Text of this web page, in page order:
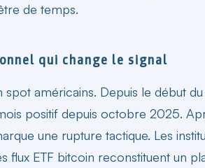
de temps.
qui change le signal
américains. Depuis le début
positif depuis octobre 2025.
une rupture tactique. Les
flux ETF bitcoin reconstituent un